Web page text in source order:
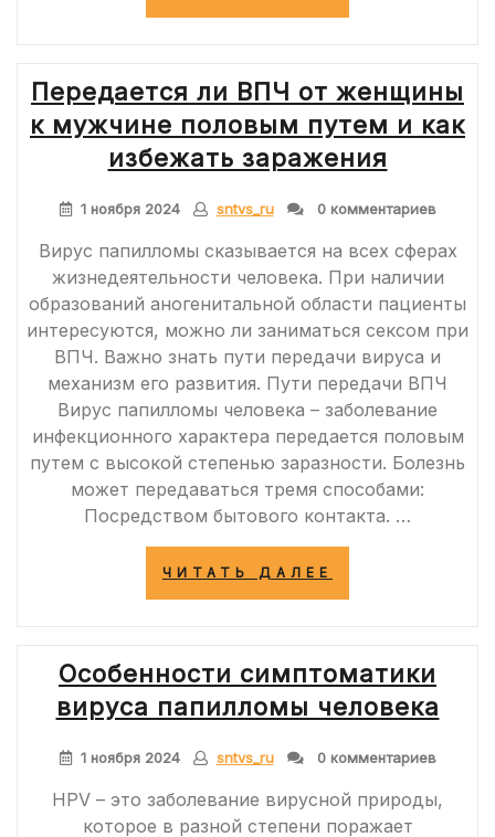
ЛЕЧЕНИЯ
БОРОДАВОК
НА
ЛИЦЕ:
ДОМАШНИЕ
И
АПТЕЧНЫЕ
АППАРАТНЫЕ
Передается ли ВПЧ от женщины
к мужчине половым путем и как
избежать заражения
1 ноября 2024 sntvs_ru 0 комментариев
Вирус папилломы сказывается на всех сферах
жизнедеятельности человека. При наличии
образований аногенитальной области пациенты
интересуются, можно ли заниматься сексом при
ВПЧ. Важно знать пути передачи вируса и
механизм его развития. Пути передачи ВПЧ
Вирус папилломы человека – заболевание
инфекционного характера передается половым
путем с высокой степенью заразности. Болезнь
может передаваться тремя способами:
Посредством бытового контакта. …
ЧИТАТЬ ДАЛЕЕ
ОТ
ЖЕНЩИНЫ
К
МУЖЧИНЕ
ПОЛОВЫМ
И
ИЗБЕЖАТЬ
ЗАРАЖЕНИЯ»
Особенности симптоматики
вируса папилломы человека
1 ноября 2024 sntvs_ru 0 комментариев
HPV – это заболевание вирусной природы,
которое в разной степени поражает